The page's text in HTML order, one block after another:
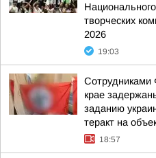
творческих
2026
19:03
Сотрудниками
крае
заданию
теракт на
18:57